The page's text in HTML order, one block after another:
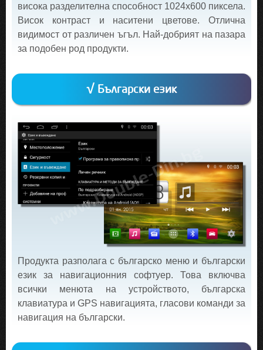
висока разделителна способност 1024х600 пиксела.
Висок контраст и наситени цветове. Отлична
видимост от различен ъгъл. Най-добрият на пазара
за подобен род продукти.
√ Български език
Продукта разполага с българско меню и български
език за навигационния софтуер. Това включва
всички менюта на устройството, българска
клавиатура и GPS навигацията, гласови команди за
навигация на български.